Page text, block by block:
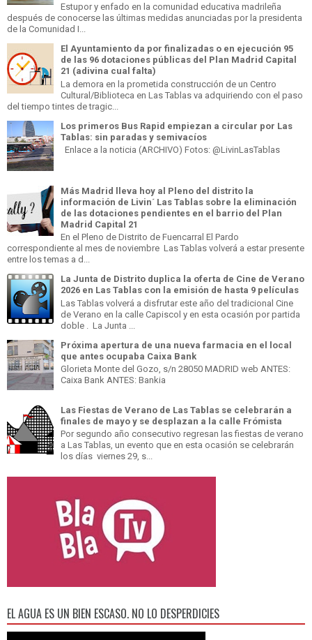
Estupor y enfado en la comunidad educativa madrileña
después de conocerse las últimas medidas anunciadas por la presidenta
de la Comunidad I...
El Ayuntamiento da por finalizadas o en ejecución 95
de las 96 dotaciones públicas del Plan Madrid Capital
21 (adivina cual falta)
La demora en la prometida construcción de un Centro
Cultural/Biblioteca en Las Tablas va adquiriendo con el paso
del tiempo tintes de tragic...
Los primeros Bus Rapid empiezan a circular por Las
Tablas: sin paradas y semivacíos
Enlace a la noticia (ARCHIVO) Fotos: @LivinLasTablas
Más Madrid lleva hoy al Pleno del distrito la
información de Livin´ Las Tablas sobre la eliminación
de las dotaciones pendientes en el barrio del Plan
Madrid Capital 21
En el Pleno de Distrito de Fuencarral El Pardo
correspondiente al mes de noviembre Las Tablas volverá a estar presente
entre los temas a d...
La Junta de Distrito duplica la oferta de Cine de Verano
2026 en Las Tablas con la emisión de hasta 9 películas
Las Tablas volverá a disfrutar este año del tradicional Cine
de Verano en la calle Capiscol y en esta ocasión por partida
doble . La Junta ...
Próxima apertura de una nueva farmacia en el local
que antes ocupaba Caixa Bank
Glorieta Monte del Gozo, s/n 28050 MADRID web ANTES:
Caixa Bank ANTES: Bankia
Las Fiestas de Verano de Las Tablas se celebrarán a
finales de mayo y se desplazan a la calle Frómista
Por segundo año consecutivo regresan las fiestas de verano
a Las Tablas, un evento que en esta ocasión se celebrarán
los días viernes 29, s...
EL AGUA ES UN BIEN ESCASO. NO LO DESPERDICIES